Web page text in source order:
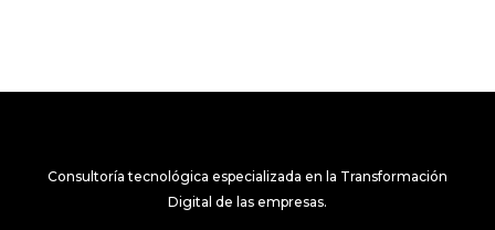
Consultoría tecnológica especializada en la Transformación
Digital de las empresas.